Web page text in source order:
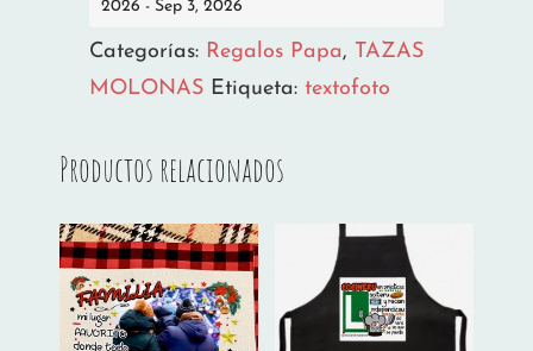
cantidad
2026 - Sep 3, 2026
Categorías: Regalos Papa, TAZAS
MOLONAS Etiqueta: textofoto
Productos relacionados